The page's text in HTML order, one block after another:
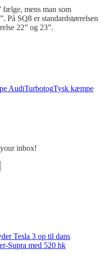
fælge, mens man som
På SQ8 er standardstørrelsen
22” og 23”.
AudiTurbotogTysk kæmpe
inbox!
Tesla 3 op til dans
Supra med 520 hk